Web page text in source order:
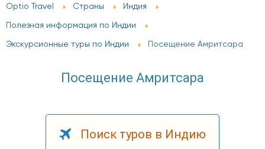
Optio Travel Страны Индия
Полезная информация по Индии
Экскурсионные туры по Индии Посещение Амритсара
Посещение Амритсара
Поиск туров в Индию